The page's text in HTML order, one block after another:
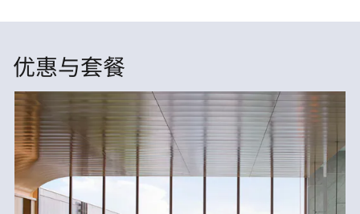
优惠与套餐